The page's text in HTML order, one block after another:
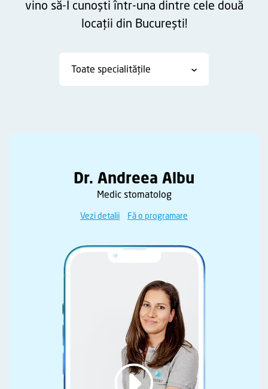
vino să-I cunoști într-una dintre cele două
locații din București!
Toate specialitățile
Dr. Andreea Albu
Medic stomatolog
Vezi detalii Fă o programare